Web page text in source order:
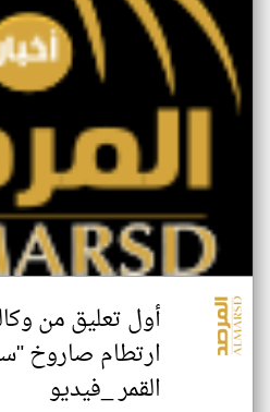
أول تعليق من
ارتطام صاروخ
القمر _فيديو